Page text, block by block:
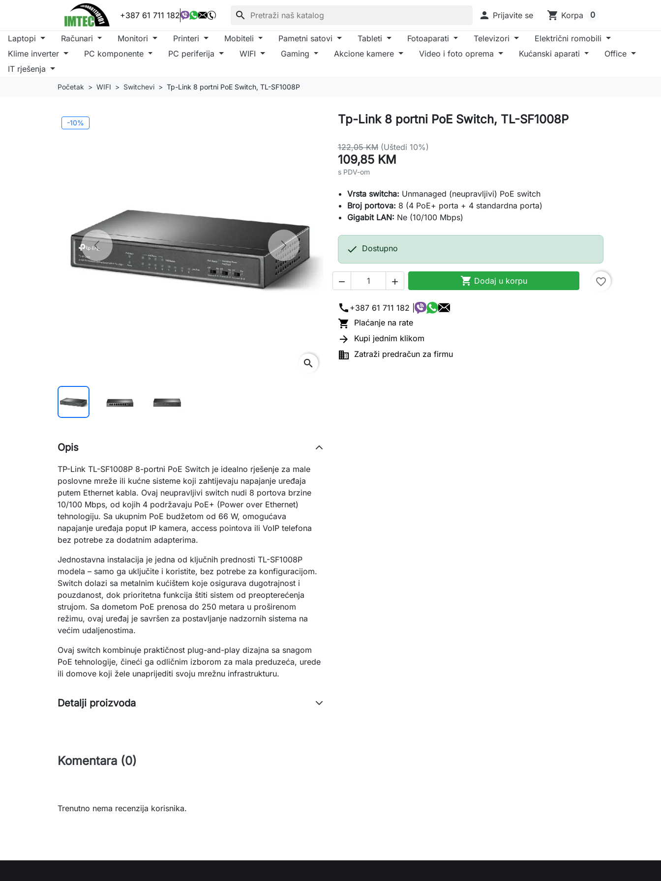
+387 61 711 182 search  Prijavite se shopping_cart Korpa 0
Laptopi Računari Monitori Printeri Mobiteli Pametni satovi Tableti Fotoaparati Televizori
Električni romobili
Klime inverter
PC komponente PC periferija WIFI Gaming Akcione kamere Video i foto oprema Kućanski aparati
Office
IT rješenja
Početak WIFI Switchevi Tp-Link 8 portni PoE Switch, TL-SF1008P
-10%
Previous Next
search
Tp-Link 8 portni PoE Switch, TL-SF1008P
122,05 KM (Uštedi 10%)
109,85 KM
s PDV-om
Vrsta switcha: Unmanaged (neupravljivi) PoE switch
Broj portova: 8 (4 PoE+ porta + 4 standardna porta)
Gigabit LAN: Ne (10/100 Mbps)
 Dostupno
   Dodaj u korpu favorite_border
call +387 61 711 182 |
 Plaćanje na rate
 Kupi jednim klikom
 Zatraži predračun za firmu
Opis
TP-Link TL-SF1008P 8-portni PoE Switch je idealno rješenje za male
poslovne mreže ili kućne sisteme koji zahtijevaju napajanje uređaja
putem Ethernet kabla. Ovaj neupravljivi switch nudi 8 portova brzine
10/100 Mbps, od kojih 4 podržavaju PoE+ (Power over Ethernet)
tehnologiju. Sa ukupnim PoE budžetom od 66 W, omogućava
napajanje uređaja poput IP kamera, access pointova ili VoIP telefona
bez potrebe za dodatnim adapterima.
Jednostavna instalacija je jedna od ključnih prednosti TL-SF1008P
modela – samo ga uključite i koristite, bez potrebe za konfiguracijom.
Switch dolazi sa metalnim kućištem koje osigurava dugotrajnost i
pouzdanost, dok prioritetna funkcija štiti sistem od preopterećenja
strujom. Sa dometom PoE prenosa do 250 metara u proširenom
režimu, ovaj uređaj je savršen za postavljanje nadzornih sistema na
većim udaljenostima.
Ovaj switch kombinuje praktičnost plug-and-play dizajna sa snagom
PoE tehnologije, čineći ga odličnim izborom za mala preduzeća, urede
ili domove koji žele unaprijediti svoju mrežnu infrastrukturu.
Detalji proizvoda
Komentara (0)
Trenutno nema recenzija korisnika.